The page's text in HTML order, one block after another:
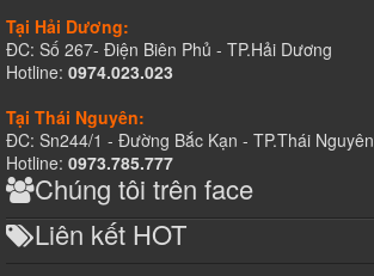
Tại Hải Dương:
ĐC: Số 267- Điện Biên Phủ - TP.Hải Dương
Hotline: 0974.023.023
Tại Thái Nguyên:
ĐC: Sn244/1 - Đường Bắc Kạn - TP.Thái Nguyên
Hotline: 0973.785.777
Chúng tôi trên face
Liên kết HOT